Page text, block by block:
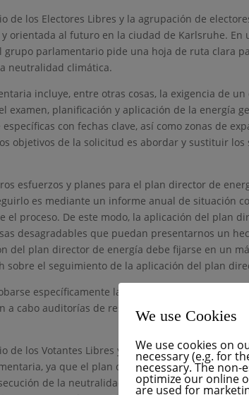
de los Electores Libres y la agrupación de
orientada al futuro en la ciudad de Karlsruhe.
grupo parlamentario pide una hoja de ruta clara
neutralidad climática.
incluye, entre otras cosas, la exigencia de
examen, planificación y aplicación de la energía
con fechas clave, así como zonas de
objetivos de la solicitud es abordar y sustituir los
esfuerzos y planes para el plan director de
es mediante un informe anual de situación
el proceso. De este modo, la aplicación del plan
desagradables que puedan presentarnos un
del plan director de energía debe fijarse en un
sobre el seguimiento de la aplicación del plan
específicamente la disponibilidad de las
a cabo auditorías de resultados y una revisión
de los Votantes Libres y la agrupación de
ya que el plan director energético
de la neutralidad climática. Una hoja de
We use Cookies
We use cookies on
necessary (e.g. for
necessary. The non-
optimize our online
are used for